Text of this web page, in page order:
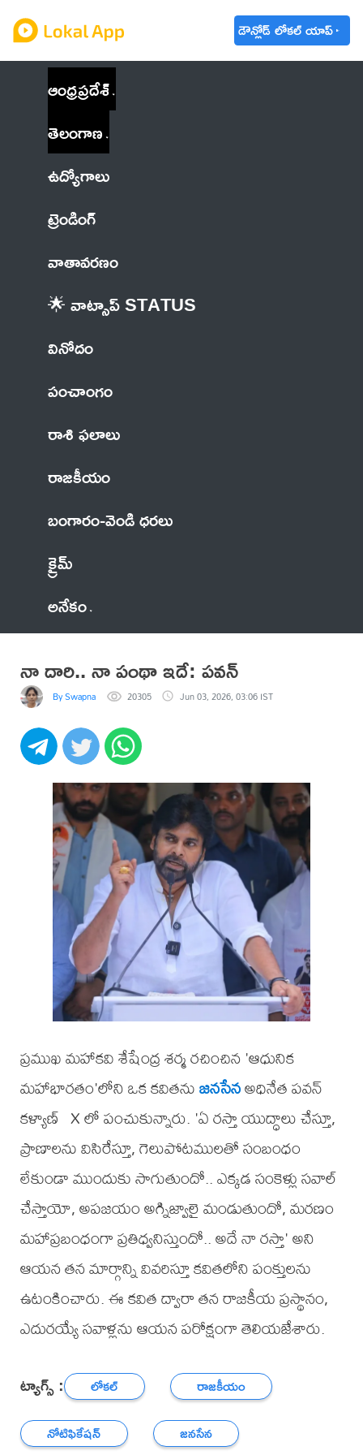
డౌన్లోడ్ లోకల్ యాప్
ఆంధ్రప్రదేశ్
తెలంగాణ
ఉద్యోగాలు
ట్రెండింగ్
వాతావరణం
🌟 వాట్సాప్ STATUS
వినోదం
పంచాంగం
రాశి ఫలాలు
రాజకీయం
బంగారం-వెండి ధరలు
క్రైమ్
అనేకం
నా దారి.. నా పంథా ఇదే: పవన్
By Swapna 20305 Jun 03, 2026, 03:06 IST
ప్రముఖ మహాకవి శేషేంద్ర శర్మ రచించిన 'ఆధునిక
మహాభారతం'లోని ఒక కవితనుజనసేనఅధినేత పవన్
కళ్యాణ్ X లో పంచుకున్నారు. 'ఏ రస్తా యుద్ధాలు చేస్తూ,
ప్రాణాలను విసిరేస్తూ, గెలుపోటములతో సంబంధం
లేకుండా ముందుకు సాగుతుందో.. ఎక్కడ సంకెళ్లు సవాల్
చేస్తాయో, అపజయం అగ్నిజ్వాలై మండుతుందో, మరణం
మహాప్రబంధంగా ప్రతిధ్వనిస్తుందో.. అదే నా రస్తా' అని
ఆయన తన మార్గాన్ని వివరిస్తూ కవితలోని పంక్తులను
ఉటంకించారు. ఈ కవిత ద్వారా తన రాజకీయ ప్రస్థానం,
ఎదురయ్యే సవాళ్లను ఆయన పరోక్షంగా తెలియజేశారు.
ట్యాగ్స్ : లోకల్
రాజకీయం
నోటిఫికేషన్
జనసేన